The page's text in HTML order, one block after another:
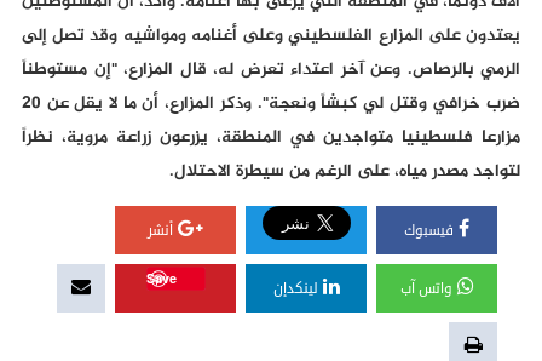
يعتدون على المزارع الفلسطيني وعلى أغنامه ومواشيه وقد تصل إلى
الرمي بالرصاص. وعن آخر اعتداء تعرض له، قال المزارع، "إن مستوطناً
ضرب خرافي وقتل لي كبشاً ونعجة". وذكر المزارع، أن ما لا يقل عن 20
مزارعا فلسطينيا متواجدين في المنطقة، يزرعون زراعة مروية، نظراً
لتواجد مصدر مياه، على الرغم من سيطرة الاحتلال.
فيسبوك أنشر
واتس آب لينكدإن
Save